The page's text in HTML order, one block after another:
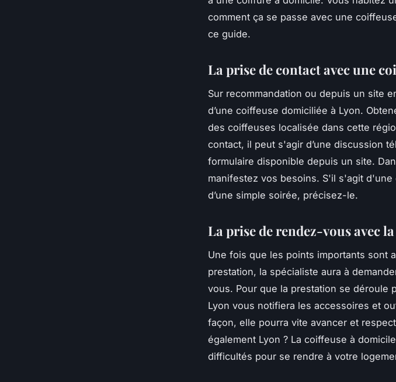
comment ça se passe avec une
ce guide.
La prise de contact avec une
Sur recommandation ou depuis un site
d’une coiffeuse domiciliée à Lyon.
des coiffeuses localisée dans cette
contact, il peut s'agir d’une discussion
formulaire disponible depuis un site.
manifestez vos besoins. S'il s'agit
d’une simple soirée, précisez-le.
La prise de rendez-vous avec
Une fois que les points importants sont
prestation, la spécialiste aura à
vous. Pour que la prestation se déroule
Lyon vous notifiera les accessoires et
façon, elle pourra vite avancer et
également Lyon ? La coiffeuse à
difficultés pour se rendre à votre